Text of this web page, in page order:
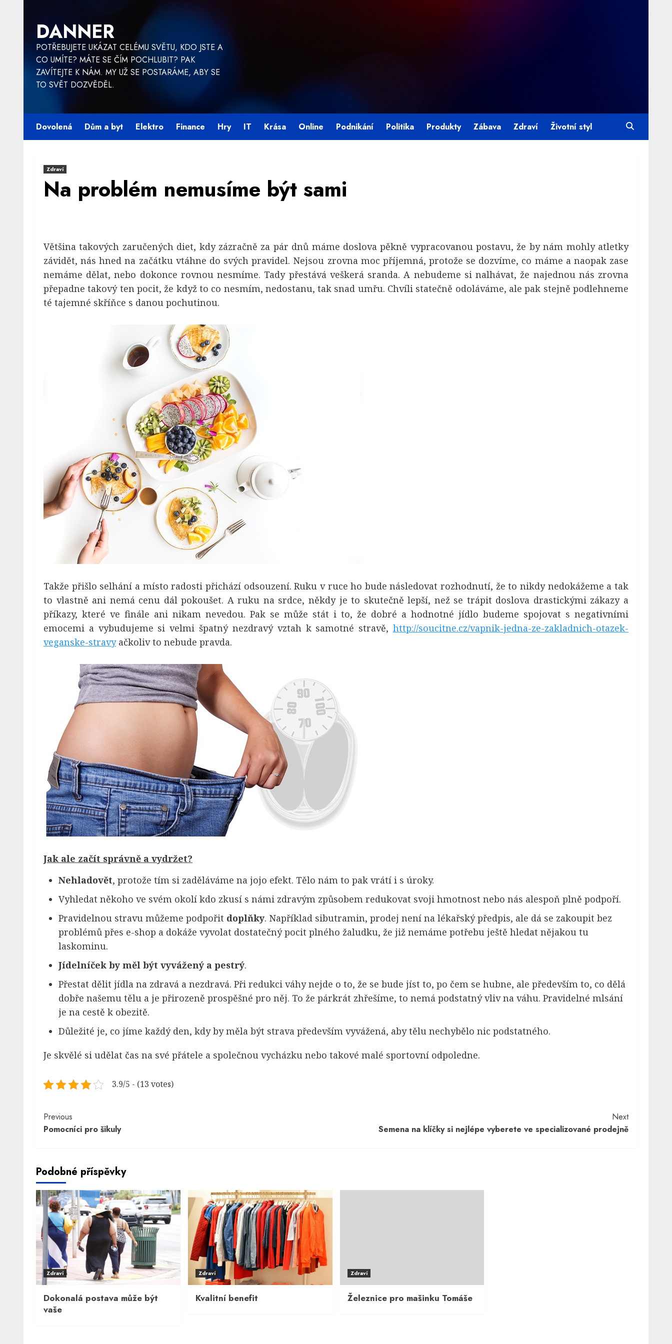
content
DANNER
POTŘEBUJETE UKÁZAT CELÉMU SVĚTU, KDO JSTE A
CO UMÍTE? MÁTE SE ČÍM POCHLUBIT? PAK
ZAVÍTEJTE K NÁM. MY UŽ SE POSTARÁME, ABY SE
TO SVĚT DOZVĚDĚL.
Dovolená Dům a byt Elektro Finance Hry IT Krása Online Podnikání Politika Produkty Zábava Zdraví Životní styl
Zdraví
Na problém nemusíme být sami
Většina takových zaručených diet, kdy zázračně za pár dnů máme doslova pěkně vypracovanou postavu, že by nám mohly atletky
závidět, nás hned na začátku vtáhne do svých pravidel. Nejsou zrovna moc příjemná, protože se dozvíme, co máme a naopak zase
nemáme dělat, nebo dokonce rovnou nesmíme. Tady přestává veškerá sranda. A nebudeme si nalhávat, že najednou nás zrovna
přepadne takový ten pocit, že když to co nesmím, nedostanu, tak snad umřu. Chvíli statečně odoláváme, ale pak stejně podlehneme
té tajemné skříňce s danou pochutinou.
Takže přišlo selhání a místo radosti přichází odsouzení. Ruku v ruce ho bude následovat rozhodnutí, že to nikdy nedokážeme a tak
to vlastně ani nemá cenu dál pokoušet. A ruku na srdce, někdy je to skutečně lepší, než se trápit doslova drastickými zákazy a
příkazy, které ve finále ani nikam nevedou. Pak se může stát i to, že dobré a hodnotné jídlo budeme spojovat s negativními
emocemi a vybudujeme si velmi špatný nezdravý vztah k samotné stravě, http://soucitne.cz/vapnik-jedna-ze-zakladnich-otazek-
veganske-stravyačkoliv to nebude pravda.
Jak ale začít správně a vydržet?
Nehladovět, protože tím si zaděláváme na jojo efekt. Tělo nám to pak vrátí i s úroky.
Vyhledat někoho ve svém okolí kdo zkusí s námi zdravým způsobem redukovat svoji hmotnost nebo nás alespoň plně podpoří.
Pravidelnou stravu můžeme podpořit doplňky. Například sibutramin, prodej není na lékařský předpis, ale dá se zakoupit bez
problémů přes e-shop a dokáže vyvolat dostatečný pocit plného žaludku, že již nemáme potřebu ještě hledat nějakou tu
laskominu.
Jídelníček by měl být vyvážený a pestrý.
Přestat dělit jídla na zdravá a nezdravá. Při redukci váhy nejde o to, že se bude jíst to, po čem se hubne, ale především to, co dělá
dobře našemu tělu a je přirozeně prospěšné pro něj. To že párkrát zhřešíme, to nemá podstatný vliv na váhu. Pravidelné mlsání
je na cestě k obezitě.
Důležité je, co jíme každý den, kdy by měla být strava především vyvážená, aby tělu nechybělo nic podstatného.
Je skvělé si udělat čas na své přátele a společnou vycházku nebo takové malé sportovní odpoledne.
3.9/5 - (13 votes)
Continue
Reading
Previous
Pomocníci pro šikuly
Next
Semena na klíčky si nejlépe vyberete ve specializované prodejně
Podobné příspěvky
Zdraví
Dokonalá postava může být
vaše
Zdraví
Kvalitní benefit
Zdraví
Železnice pro mašinku Tomáše